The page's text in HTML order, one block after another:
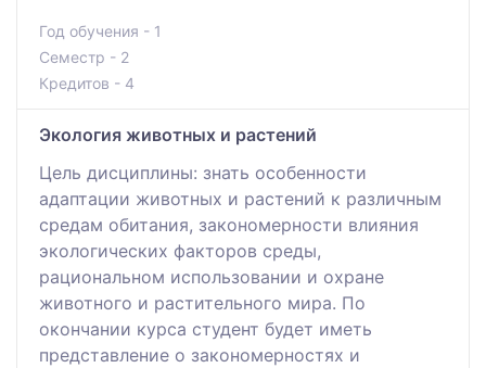
Год обучения - 1
Семестр - 2
Кредитов - 4
Экология животных и растений
Цель дисциплины: знать особенности
адаптации животных и растений к различным
средам обитания, закономерности влияния
экологических факторов среды,
рациональном использовании и охране
животного и растительного мира. По
окончании курса студент будет иметь
представление о закономерностях и